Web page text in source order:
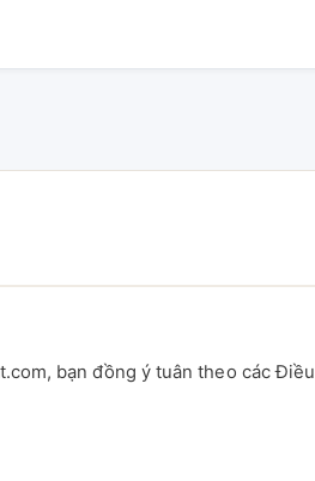
bạn đồng ý tuân theo các Điều